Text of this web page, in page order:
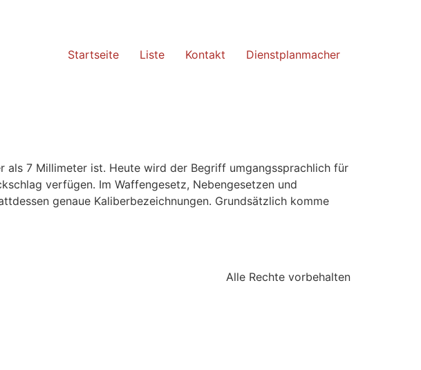
Startseite Liste Kontakt Dienstplanmacher
als 7 Millimeter ist. Heute wird der Begriff umgangssprachlich für
verfügen. Im Waffengesetz, Nebengesetzen und
genaue Kaliberbezeichnungen. Grundsätzlich komme
Alle Rechte vorbehalten